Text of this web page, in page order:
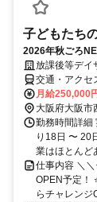
子どもたち
2026年秋ごろ
放課後等デイ
交通・アクセ
月給250,000
大阪府大阪市
勤務時間詳細
り18日 〜 20
業はほとんど
仕事内容 ＼＼
OPEN予定！
らチャレンジ